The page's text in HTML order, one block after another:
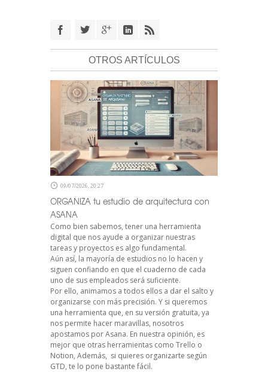
OTROS ARTÍCULOS
09/07/2026, 20:27
ORGANIZA tu estudio de arquitectura con
ASANA
Como bien sabemos, tener una herramienta
digital que nos ayude a organizar nuestras
tareas y proyectos es algo fundamental.
Aún así, la mayoría de estudios no lo hacen y
siguen confiando en que el cuaderno de cada
uno de sus empleados será suficiente.
Por ello, animamos a todos ellos a dar el salto y
organizarse con más precisión. Y si queremos
una herramienta que, en su versión gratuita, ya
nos permite hacer maravillas, nosotros
apostamos por Asana. En nuestra opinión, es
mejor que otras herramientas como Trello o
Notion, Además, si quieres organizarte según
GTD, te lo pone bastante fácil.